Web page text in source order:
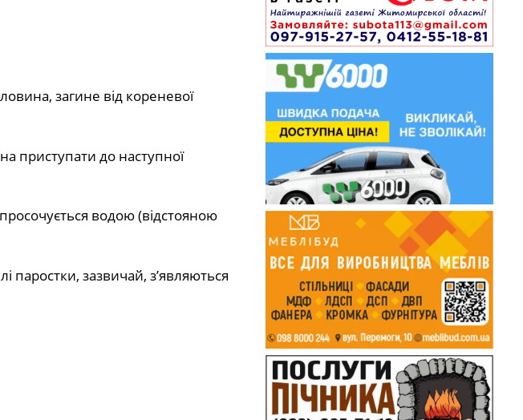
загине від кореневої
приступати до наступної
водою (відстояною
паростки, зазвичай, з’являються